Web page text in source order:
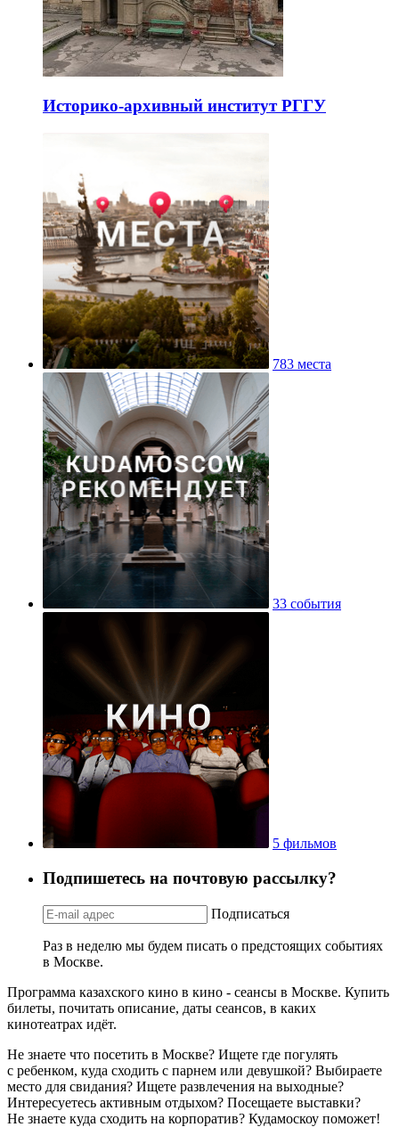
Историко-архивный институт РГГУ
783 места
33 события
5 фильмов
Подпишетесь на почтовую рассылку?
Подписаться
Раз в неделю мы будем писать о предстоящих событиях
в Москве.
Программа казахского кино в кино - сеансы в Москве. Купить
билеты, почитать описание, даты сеансов, в каких
кинотеатрах идёт.
Не знаете что посетить в Москве? Ищете где погулять
с ребенком, куда сходить с парнем или девушкой? Выбираете
место для свидания? Ищете развлечения на выходные?
Интересуетесь активным отдыхом? Посещаете выставки?
Не знаете куда сходить на корпоратив? Кудамоскоу поможет!